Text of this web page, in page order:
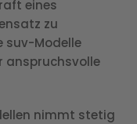
eines
zu
suv-Modelle
anspruchsvolle
nimmt stetig